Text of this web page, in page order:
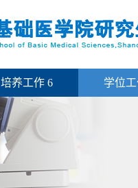
培养工作 6 学位